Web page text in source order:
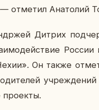
от­ме­тил Ана­то­лий
Дитрих
Он также
про­ек­ты.